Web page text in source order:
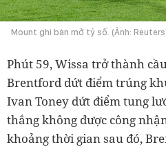
Mount ghi bàn mở tỷ số. (Ảnh:
Phút 59, Wissa trở thành
Brentford dứt điểm trúng
Ivan Toney dứt điểm tung
thắng không được công
khoảng thời gian sau đó,